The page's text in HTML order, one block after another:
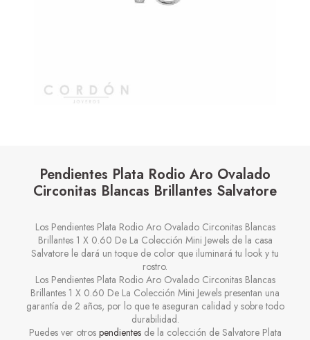
Pendientes Plata Rodio Aro Ovalado
Circonitas Blancas Brillantes Salvatore
Los Pendientes Plata Rodio Aro Ovalado Circonitas Blancas
Brillantes 1 X 0.60 De La Colección Mini Jewels de la casa
Salvatore le dará un toque de color que iluminará tu look y tu
rostro.
Los Pendientes Plata Rodio Aro Ovalado Circonitas Blancas
Brillantes 1 X 0.60 De La Colección Mini Jewels presentan una
garantía de 2 años, por lo que te aseguran calidad y sobre todo
durabilidad.
Puedes ver otros pendientesde la colección de Salvatore Plata